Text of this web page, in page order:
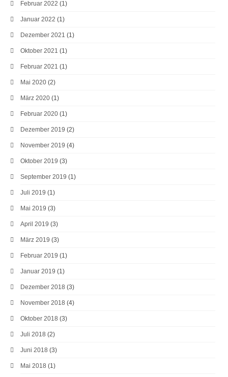
Februar 2022 (1)
Januar 2022 (1)
Dezember 2021 (1)
Oktober 2021 (1)
Februar 2021 (1)
Mai 2020 (2)
März 2020 (1)
Februar 2020 (1)
Dezember 2019 (2)
November 2019 (4)
Oktober 2019 (3)
September 2019 (1)
Juli 2019 (1)
Mai 2019 (3)
April 2019 (3)
März 2019 (3)
Februar 2019 (1)
Januar 2019 (1)
Dezember 2018 (3)
November 2018 (4)
Oktober 2018 (3)
Juli 2018 (2)
Juni 2018 (3)
Mai 2018 (1)